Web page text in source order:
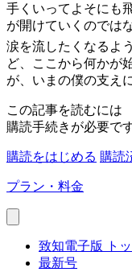
手くいってよそにも
が開けていくのでは
涙を流したくなるよ
ど、ここから何かが
が、いまの僕の支え
この記事を読むには
購読手続きが必要で
購読をはじめる 購読
プラン・料金
致知電子版 ト
最新号